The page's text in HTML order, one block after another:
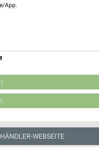
Prospekte vorhanden.
WEBSEITE
App.